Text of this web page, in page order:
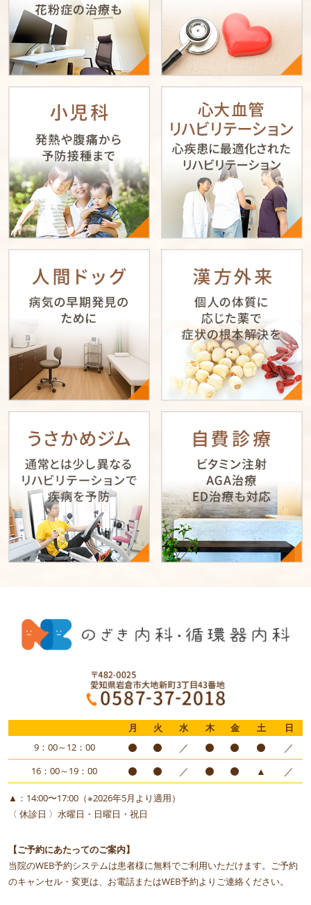
月 火 水 木 金 土
日
9：00～12：00
／ ／
16：00～19：00 ／ ▲ ／
▲：14:00〜17:00（※2026年5月より適用）
〈 休診日 〉水曜日・日曜日・祝日
【ご予約にあたってのご案内】
当院のWEB予約システムは患者様に無料でご利用いただけます。ご予約
のキャンセル・変更は、お電話またはWEB予約よりご連絡ください。